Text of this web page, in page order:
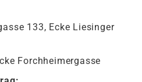
133, Ecke Liesinger
Forchheimergasse